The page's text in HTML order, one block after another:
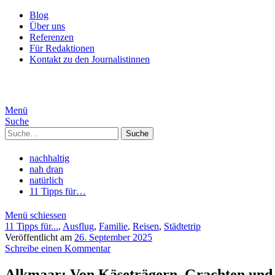
Blog
Über uns
Referenzen
Für Redaktionen
Kontakt zu den Journalistinnen
Menü
Suche
Suche
nachhaltig
nah dran
natürlich
11 Tipps für…
Menü schiessen
11 Tipps für..., Ausflug, Familie, Reisen, Städtetrip
Veröffentlicht am 26. September 2025
Schreibe einen Kommentar